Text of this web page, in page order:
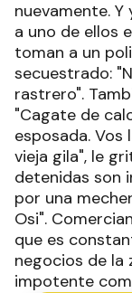
nuevamente. Y
a uno de ellos
toman a un
secuestrado:
rastrero".
"Cagate de
esposada.
vieja gila", le
detenidas son
por una
Osi".
que es
negocios de la
impotente